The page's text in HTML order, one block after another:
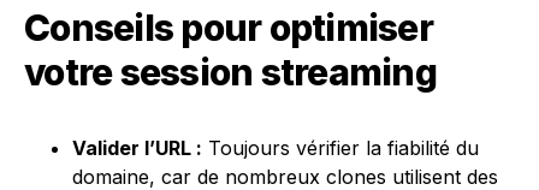
Conseils pour optimiser
votre session streaming
Valider l’URL : Toujours vérifier la fiabilité du
domaine, car de nombreux clones utilisent des